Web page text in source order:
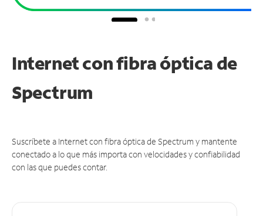
Internet con fibra óptica de
Spectrum
Suscríbete a Internet con fibra óptica de Spectrum y mantente
conectado a lo que más importa con velocidades y confiabilidad
con las que puedes contar.